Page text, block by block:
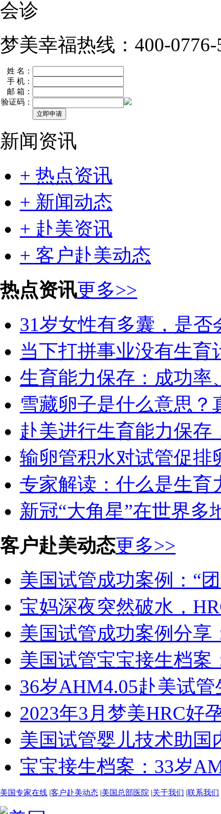
会诊
梦美幸福热线：400-0776-
姓 名：
手 机：
邮 箱：
验证码：
新闻资讯
+ 热点资讯
+ 新闻动态
+ 赴美资讯
+ 客户赴美动态
热点资讯更多>>
31岁女性有多囊，是
当下打拼事业没有生育
生育能力保存：成功率
雪藏卵子是什么意思
赴美进行生育能力保存
输卵管积水对试管促排
专家解读：什么是生育
新冠“大角星”在世界多
客户赴美动态更多>>
美国试管成功案例：“
宝妈深夜突然破水，
美国试管成功案例分享
美国试管宝宝接生档案
36岁AHM4.05赴美试
2023年3月梦美HRC好
美国试管婴儿技术助国
宝宝接生档案：33岁
美国专家在线 |客户赴美动态 |美国总部医院 |关于我们 |联系我们